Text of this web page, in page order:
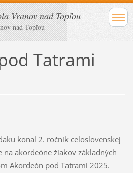
Vranov nad Topľou
nad Topľou
Tatrami
konal 2. ročník celoslovenskej
akordeóne žiakov základných
Akordeón pod Tatrami 2025.